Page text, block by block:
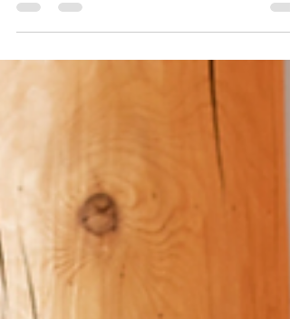
ne me reposais pas 😶‍ Je ne faisais pas
mes exercices...